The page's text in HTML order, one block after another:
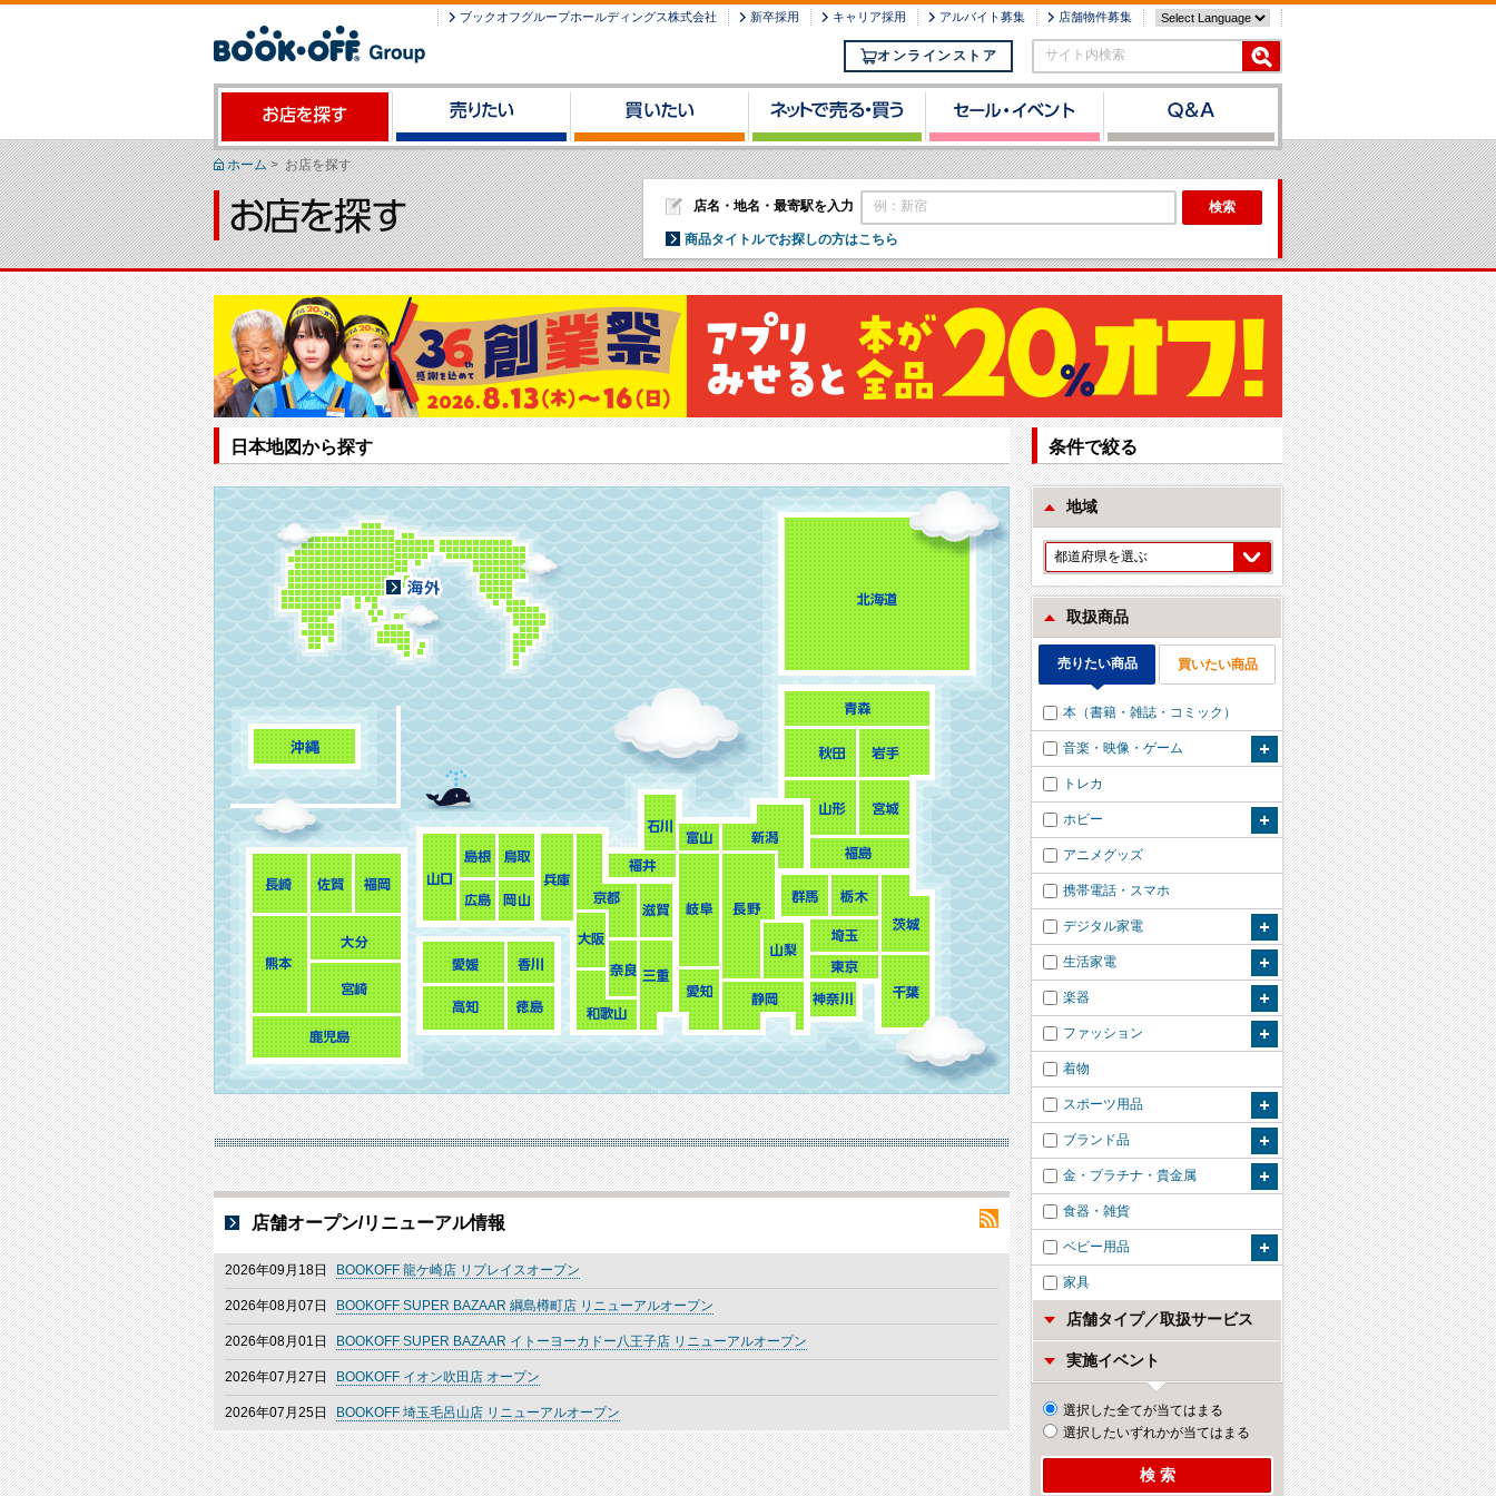
ブックオフグループホールディングス株式会社 新卒採用 キャリア採用 アルバイト募集 店舗物件募集
サイト内検索
オンラインストア
ホーム> お店を探す
店名・地名・最寄駅を入力 例：新宿 検索
商品タイトルでお探しの方はこちら
条件で絞る
地域
都道府県を選ぶ
取扱商品
売りたい商品 買いたい商品
本（書籍・雑誌・コミック）
音楽・映像・ゲーム
トレカ
ホビー
アニメグッズ
携帯電話・スマホ
デジタル家電
生活家電
楽器
ファッション
着物
スポーツ用品
ブランド品
金・プラチナ・貴金属
食器・雑貨
ベビー用品
家具
店舗タイプ／取扱サービス
実施イベント
選択した全てが当てはまる
選択したいずれかが当てはまる
検 索
日本地図から探す
店舗オープン/リニューアル情報
2026年09月18日 BOOKOFF 龍ケ崎店 リプレイスオープン
2026年08月07日 BOOKOFF SUPER BAZAAR 綱島樽町店 リニューアルオープン
2026年08月01日 BOOKOFF SUPER BAZAAR イトーヨーカドー八王子店 リニューアルオープン
2026年07月27日 BOOKOFF イオン吹田店 オープン
2026年07月25日 BOOKOFF 埼玉毛呂山店 リニューアルオープン